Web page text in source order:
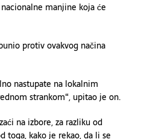
manjine koja će
protiv ovakvog načina
nastupate na lokalnim
strankom“, upitao je on.
na izbore, za razliku od
kako je rekao, da li se